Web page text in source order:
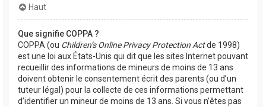
Haut
Que signifie COPPA ?
COPPA (ou Children’s Online Privacy Protection Actde 1998)
est une loi aux États-Unis qui dit que les sites Internet pouvant
recueillir des informations de mineurs de moins de 13 ans
doivent obtenir le consentement écrit des parents (ou d’un
tuteur légal) pour la collecte de ces informations permettant
d’identifier un mineur de moins de 13 ans. Si vous n’êtes pas